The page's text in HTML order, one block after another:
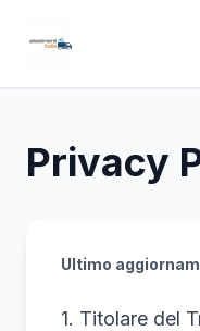
Privacy
Ultimo
1. Titolare del